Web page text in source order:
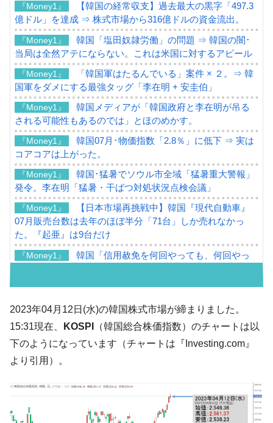
『Money1』
【韓国の経常収支】過去最大の黒字「497.3
億ドル」を達成 ⇒ 株式市場から316億ドルの資金流出。
『Money1』
韓国「塩田奴隷労働」の問題 ⇒ 韓国の闇･
当局は全然アテにならない。これは米国に対するアピール
『Money1』
「韓国軍はたるんでいる」案件 × ２。⇒ 韓
国軍をダメにする最強タッグ「李在明 + 安圭伯」
『Money1』
韓国メディアが「韓国政府と李在明が吊る
される可能性もあるのでは」とほのめかす。
『Money1』
韓国07月･物価指数「2.8％」に低下 ⇒ 実は
コアコアは上がった。
『Money1』
韓国･猛暑でソウル市全域「猛暑重大警報」
発令。李在明「猛暑・干ばつ対処状況点検会議」
『Money1』
【日本市場再挑戦中】韓国『現代自動車』
07月販売台数は去年のほぼ半分「71台」しか売れなかっ
た。『起亜』は9台だけ
『Money1』
韓国「信用赦免を何回やっても、何回やっ
韓国K9専用砲弾･装薬自動供給装甲車両･珍
兵器「K10」が改良に乗り出す。
体だけで410億ドル、輸出全体の41％もある
や、若者に起業させよう」⇒ どんな雇用対策だソレ。
【韓国の外貨準備】2026年07月は4,279億ド
ル。外平債の発行「19.4億ドル」
2023年04月12日(水)の韓国株式市場が締まりました。
15:31現在、
KOSPI
（韓国総合株価指数）のチャートは以
下のようになっています（チャートは『Investing.com』
より引用）。